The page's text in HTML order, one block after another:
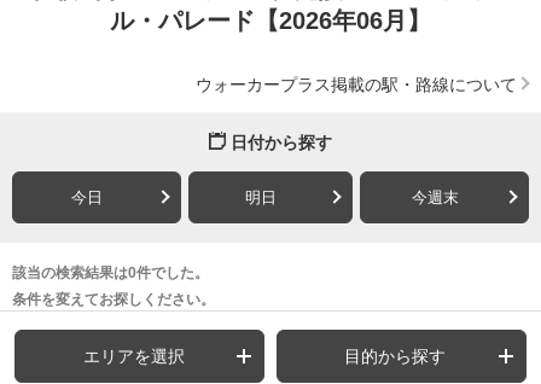
ル・パレード【2026年06月】
ウォーカープラス掲載の駅・路線について
日付から探す
今日 明日 今週末
該当の検索結果は0件でした。
条件を変えてお探しください。
エリアを選択 目的から探す